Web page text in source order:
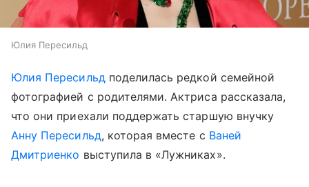
Юлия Пересильд
Юлия Пересильдподелилась редкой семейной
фотографией с родителями. Актриса рассказала,
что они приехали поддержать старшую внучку
Анну Пересильд, которая вместе с Ваней
Дмитриенко выступила в «Лужниках».